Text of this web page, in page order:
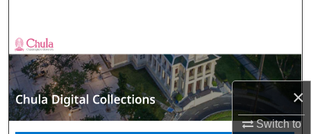
×
Switch to
Browse Collections
My Account
About